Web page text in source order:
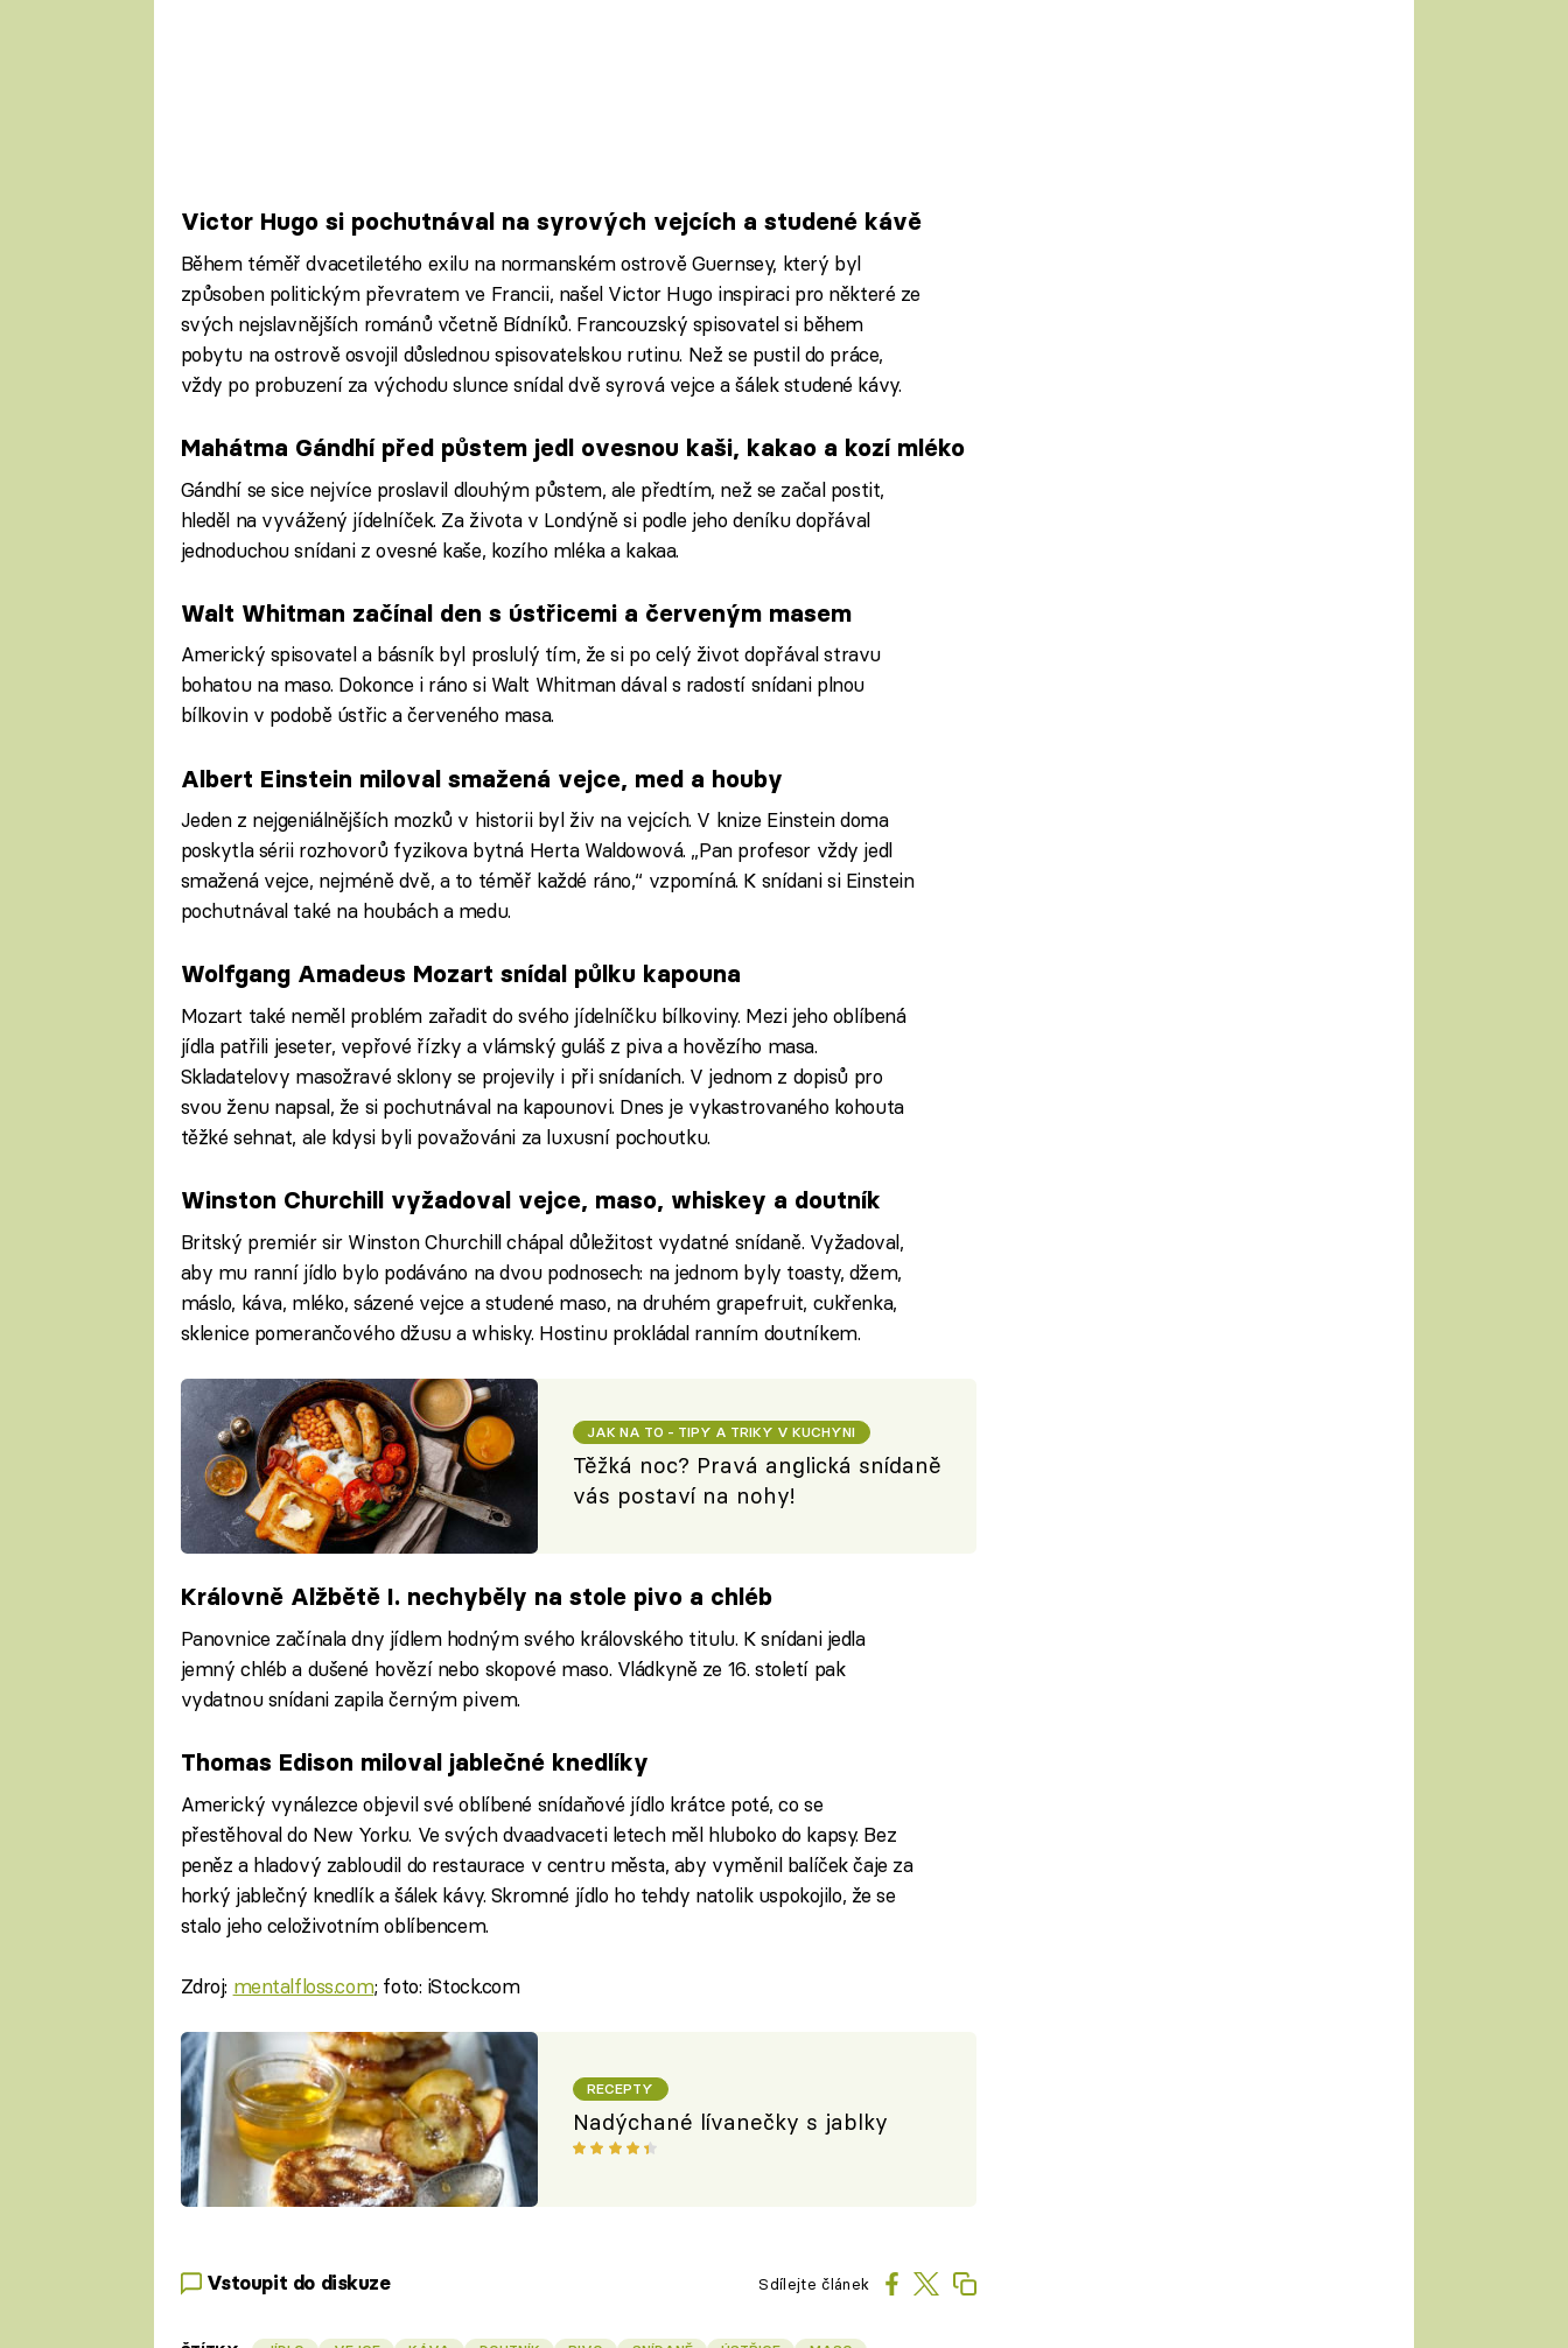
Victor Hugo si pochutnával na syrových vejcích a studené kávě
Během téměř dvacetiletého exilu na normanském ostrově Guernsey, který byl
způsoben politickým převratem ve Francii, našel Victor Hugo inspiraci pro některé ze
svých nejslavnějších románů včetně Bídníků. Francouzský spisovatel si během
pobytu na ostrově osvojil důslednou spisovatelskou rutinu. Než se pustil do práce,
vždy po probuzení za východu slunce snídal dvě syrová vejce a šálek studené kávy.
Mahátma Gándhí před půstem jedl ovesnou kaši, kakao a kozí mléko
Gándhí se sice nejvíce proslavil dlouhým půstem, ale předtím, než se začal postit,
hleděl na vyvážený jídelníček. Za života v Londýně si podle jeho deníku dopřával
jednoduchou snídani z ovesné kaše, kozího mléka a kakaa.
Walt Whitman začínal den s ústřicemi a červeným masem
Americký spisovatel a básník byl proslulý tím, že si po celý život dopřával stravu
bohatou na maso. Dokonce i ráno si Walt Whitman dával s radostí snídani plnou
bílkovin v podobě ústřic a červeného masa.
Albert Einstein miloval smažená vejce, med a houby
Jeden z nejgeniálnějších mozků v historii byl živ na vejcích. V knize Einstein doma
poskytla sérii rozhovorů fyzikova bytná Herta Waldowová. „Pan profesor vždy jedl
smažená vejce, nejméně dvě, a to téměř každé ráno,“ vzpomíná. K snídani si Einstein
pochutnával také na houbách a medu.
Wolfgang Amadeus Mozart snídal půlku kapouna
Mozart také neměl problém zařadit do svého jídelníčku bílkoviny. Mezi jeho oblíbená
jídla patřili jeseter, vepřové řízky a vlámský guláš z piva a hovězího masa.
Skladatelovy masožravé sklony se projevily i při snídaních. V jednom z dopisů pro
svou ženu napsal, že si pochutnával na kapounovi. Dnes je vykastrovaného kohouta
těžké sehnat, ale kdysi byli považováni za luxusní pochoutku.
Winston Churchill vyžadoval vejce, maso, whiskey a doutník
Britský premiér sir Winston Churchill chápal důležitost vydatné snídaně. Vyžadoval,
aby mu ranní jídlo bylo podáváno na dvou podnosech: na jednom byly toasty, džem,
máslo, káva, mléko, sázené vejce a studené maso, na druhém grapefruit, cukřenka,
sklenice pomerančového džusu a whisky. Hostinu prokládal ranním doutníkem.
JAK NA TO - TIPY A TRIKY V KUCHYNI
Těžká noc? Pravá anglická snídaně
vás postaví na nohy!
Královně Alžbětě I. nechyběly na stole pivo a chléb
Panovnice začínala dny jídlem hodným svého královského titulu. K snídani jedla
jemný chléb a dušené hovězí nebo skopové maso. Vládkyně ze 16. století pak
vydatnou snídani zapila černým pivem.
Thomas Edison miloval jablečné knedlíky
Americký vynálezce objevil své oblíbené snídaňové jídlo krátce poté, co se
přestěhoval do New Yorku. Ve svých dvaadvaceti letech měl hluboko do kapsy. Bez
peněz a hladový zabloudil do restaurace v centru města, aby vyměnil balíček čaje za
horký jablečný knedlík a šálek kávy. Skromné jídlo ho tehdy natolik uspokojilo, že se
stalo jeho celoživotním oblíbencem.
Zdroj: mentalfloss.com; foto: iStock.com
RECEPTY
Nadýchané lívanečky s jablky
Vstoupit do diskuze Sdílejte článek